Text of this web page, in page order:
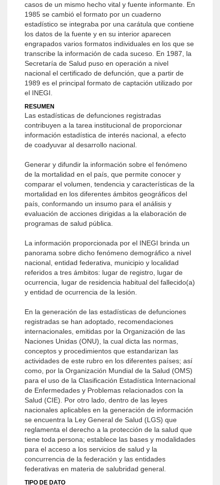
casos de un mismo hecho vital y fuente informante. En
1985 se cambió el formato por un cuaderno
estadístico se integraba por una carátula que contiene
los datos de la fuente y en su interior aparecen
engrapados varios formatos individuales en los que se
transcribe la información de cada suceso. En 1987, la
Secretaría de Salud puso en operación a nivel
nacional el certificado de defunción, que a partir de
1989 es el principal formato de captación utilizado por
el INEGI.
RESUMEN
Las estadísticas de defunciones registradas
contribuyen a la tarea institucional de proporcionar
información estadística de interés nacional, a efecto
de coadyuvar al desarrollo nacional.
Generar y difundir la información sobre el fenómeno
de la mortalidad en el país, que permite conocer y
comparar el volumen, tendencia y características de la
mortalidad en los diferentes ámbitos geográficos del
país, conformando un insumo para el análisis y
evaluación de acciones dirigidas a la elaboración de
programas de salud pública.
La información proporcionada por el INEGI brinda un
panorama sobre dicho fenómeno demográfico a nivel
nacional, entidad federativa, municipio y localidad
referidos a tres ámbitos: lugar de registro, lugar de
ocurrencia, lugar de residencia habitual del fallecido(a)
y entidad de ocurrencia de la lesión.
En la generación de las estadísticas de defunciones
registradas se han adoptado, recomendaciones
internacionales, emitidas por la Organización de las
Naciones Unidas (ONU), la cual dicta las normas,
conceptos y procedimientos que estandarizan las
actividades de este rubro en los diferentes países; así
como, por la Organización Mundial de la Salud (OMS)
para el uso de la Clasificación Estadística Internacional
de Enfermedades y Problemas relacionados con la
Salud (CIE). Por otro lado, dentro de las leyes
nacionales aplicables en la generación de información
se encuentra la Ley General de Salud (LGS) que
reglamenta el derecho a la protección de la salud que
tiene toda persona; establece las bases y modalidades
para el acceso a los servicios de salud y la
concurrencia de la federación y las entidades
federativas en materia de salubridad general.
TIPO DE DATO